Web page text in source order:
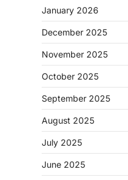
January 2026
December 2025
November 2025
October 2025
September 2025
August 2025
July 2025
June 2025